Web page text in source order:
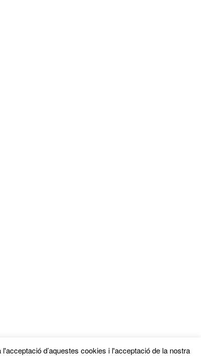
d’aquestes cookies i l'acceptació de la nostra